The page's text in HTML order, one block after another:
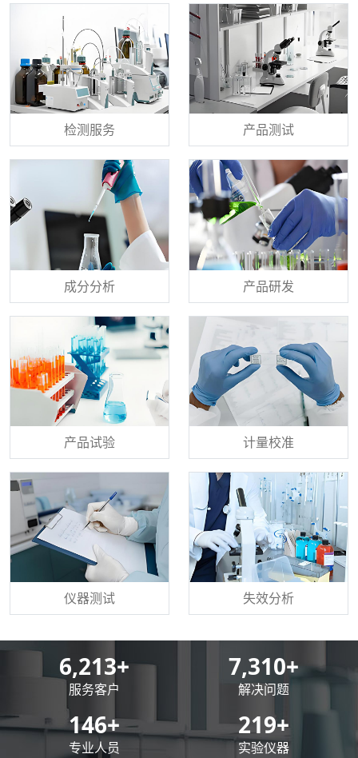
检测服务 产品测试
成分分析 产品研发
产品试验 计量校准
仪器测试 失效分析
8,500+
服务客户
10,000+
解决问题
200+
专业人员
300+
实验仪器